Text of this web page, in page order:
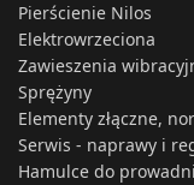
Pierścienie Nilos
Elektrowrzeciona
Zawieszenia
Sprężyny
Elementy złączne,
Serwis - naprawy i
Hamulce do